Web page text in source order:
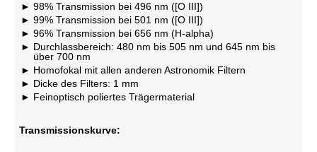
98% Transmission bei 496 nm ([O III])
99% Transmission bei 501 nm ([O III])
96% Transmission bei 656 nm (H-alpha)
Durchlassbereich: 480 nm bis 505 nm und 645 nm bis
über 700 nm
Homofokal mit allen anderen Astronomik Filtern
Dicke des Filters: 1 mm
Feinoptisch poliertes Trägermaterial
Transmissionskurve: